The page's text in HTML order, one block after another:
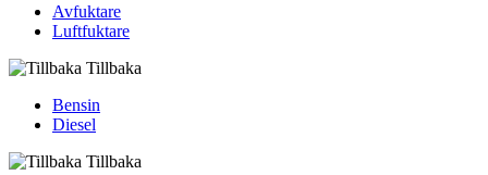
Avfuktare
Luftfuktare
Tillbaka
Bensin
Diesel
Tillbaka